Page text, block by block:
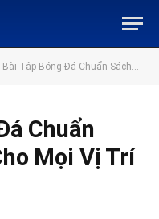
Tập Bóng Đá Chuẩn Sách Giáo Khoa Cho Mọi Vị Trí
Chuẩn
Mọi Vị Trí